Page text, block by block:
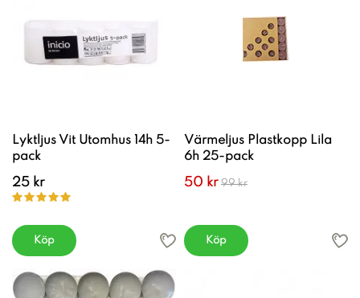
Lyktljus Vit Utomhus 14h 5-
pack
25 kr
Köp
Värmeljus Plastkopp Lila
6h 25-pack
50 kr 99 kr
Köp